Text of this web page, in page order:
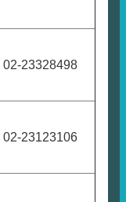
02-23328498
02-23123106